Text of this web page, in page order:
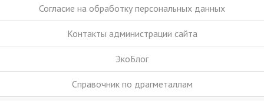
Согласие на обработку персональных данных
Контакты администрации сайта
ЭкоБлог
Справочник по драгметаллам